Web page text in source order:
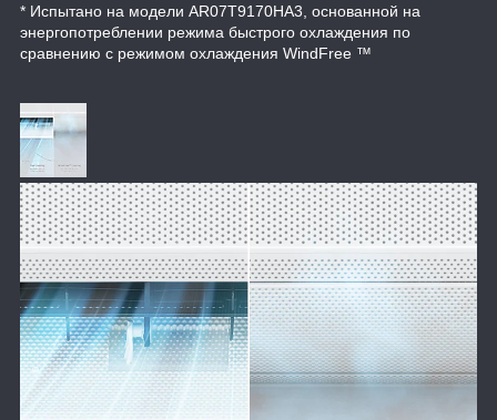
* Испытано на модели AR07T9170HA3, основанной на
энергопотреблении режима быстрого охлаждения по
сравнению с режимом охлаждения WindFree ™